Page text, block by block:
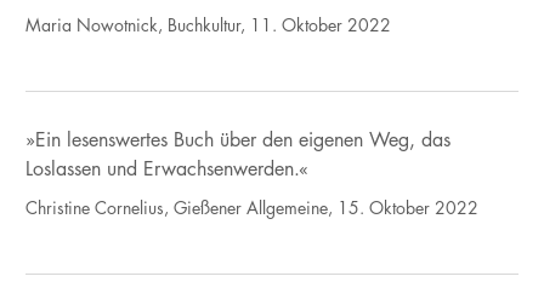
Maria Nowotnick, Buchkultur, 11. Oktober 2022
»Ein lesenswertes Buch über den eigenen Weg, das
Loslassen und Erwachsenwerden.«
Christine Cornelius, Gießener Allgemeine, 15. Oktober 2022